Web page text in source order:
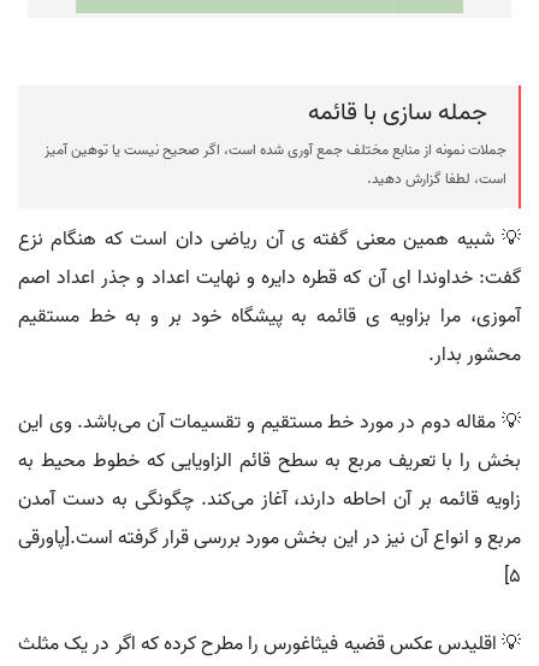
جمله سازی با قائمه
جملات نمونه از منابع مختلف جمع آوری شده است، اگر صحیح نیست یا توهین آمیز
است، لطفا گزارش دهید.
💡 شبیه همین معنی گفته ی آن ریاضی دان است که هنگام نزع
گفت: خداوندا ای آن که قطره دایره و نهایت اعداد و جذر اعداد اصم
آموزی، مرا بزاویه ی قائمه به پیشگاه خود بر و به خط مستقیم
محشور بدار.
💡 مقاله دوم در مورد خط مستقیم و تقسیمات آن می‌باشد. وی این
بخش را با تعریف مربع به سطح قائم الزاویایی که خطوط محیط به
زاویه قائمه بر آن احاطه دارند، آغاز می‌کند. چگونگی به دست آمدن
مربع و انواع آن نیز در این بخش مورد بررسی قرار گرفته است.[پاورقی
۵]
💡 اقلیدس عکس قضیه فیثاغورس را مطرح کرده که اگر در یک مثلث